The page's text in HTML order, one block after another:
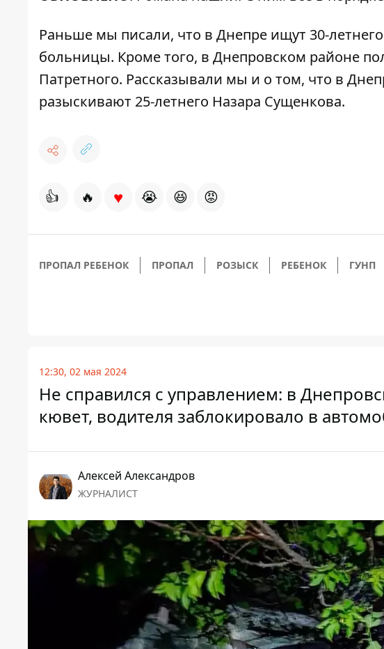
Раньше мы писали, что в Днепре ищут 30-
больницы. Кроме того, в Днепровском районе
Патретного. Рассказывали мы и о том, что в
разыскивают 25-летнего Назара Сущенкова.
👍 🔥 ♥ 😭 😆 😡
ПРОПАЛ РЕБЕНОК ПРОПАЛ РОЗЫСК РЕБЕНОК ГУНП
12:30, 02 мая 2024
Не справился с управлением: в
кювет, водителя заблокировало в
Алексей Александров
ЖУРНАЛИСТ